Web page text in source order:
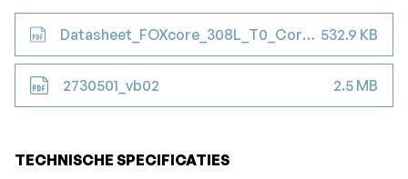
Datasheet_FOXcore_308L_T0_Cored_Wire 532.9 KB
2730501_vb02 2.5 MB
TECHNISCHE SPECIFICATIES